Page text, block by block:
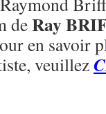
deRay
en savoir
veuillez